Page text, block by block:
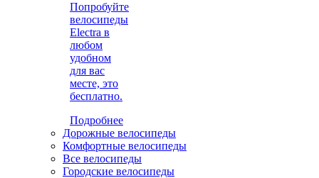
Попробуйте
велосипеды
Electra в
любом
удобном
для вас
месте, это
бесплатно.
Подробнее
Дорожные велосипеды
Комфортные велосипеды
Все велосипеды
Городские велосипеды